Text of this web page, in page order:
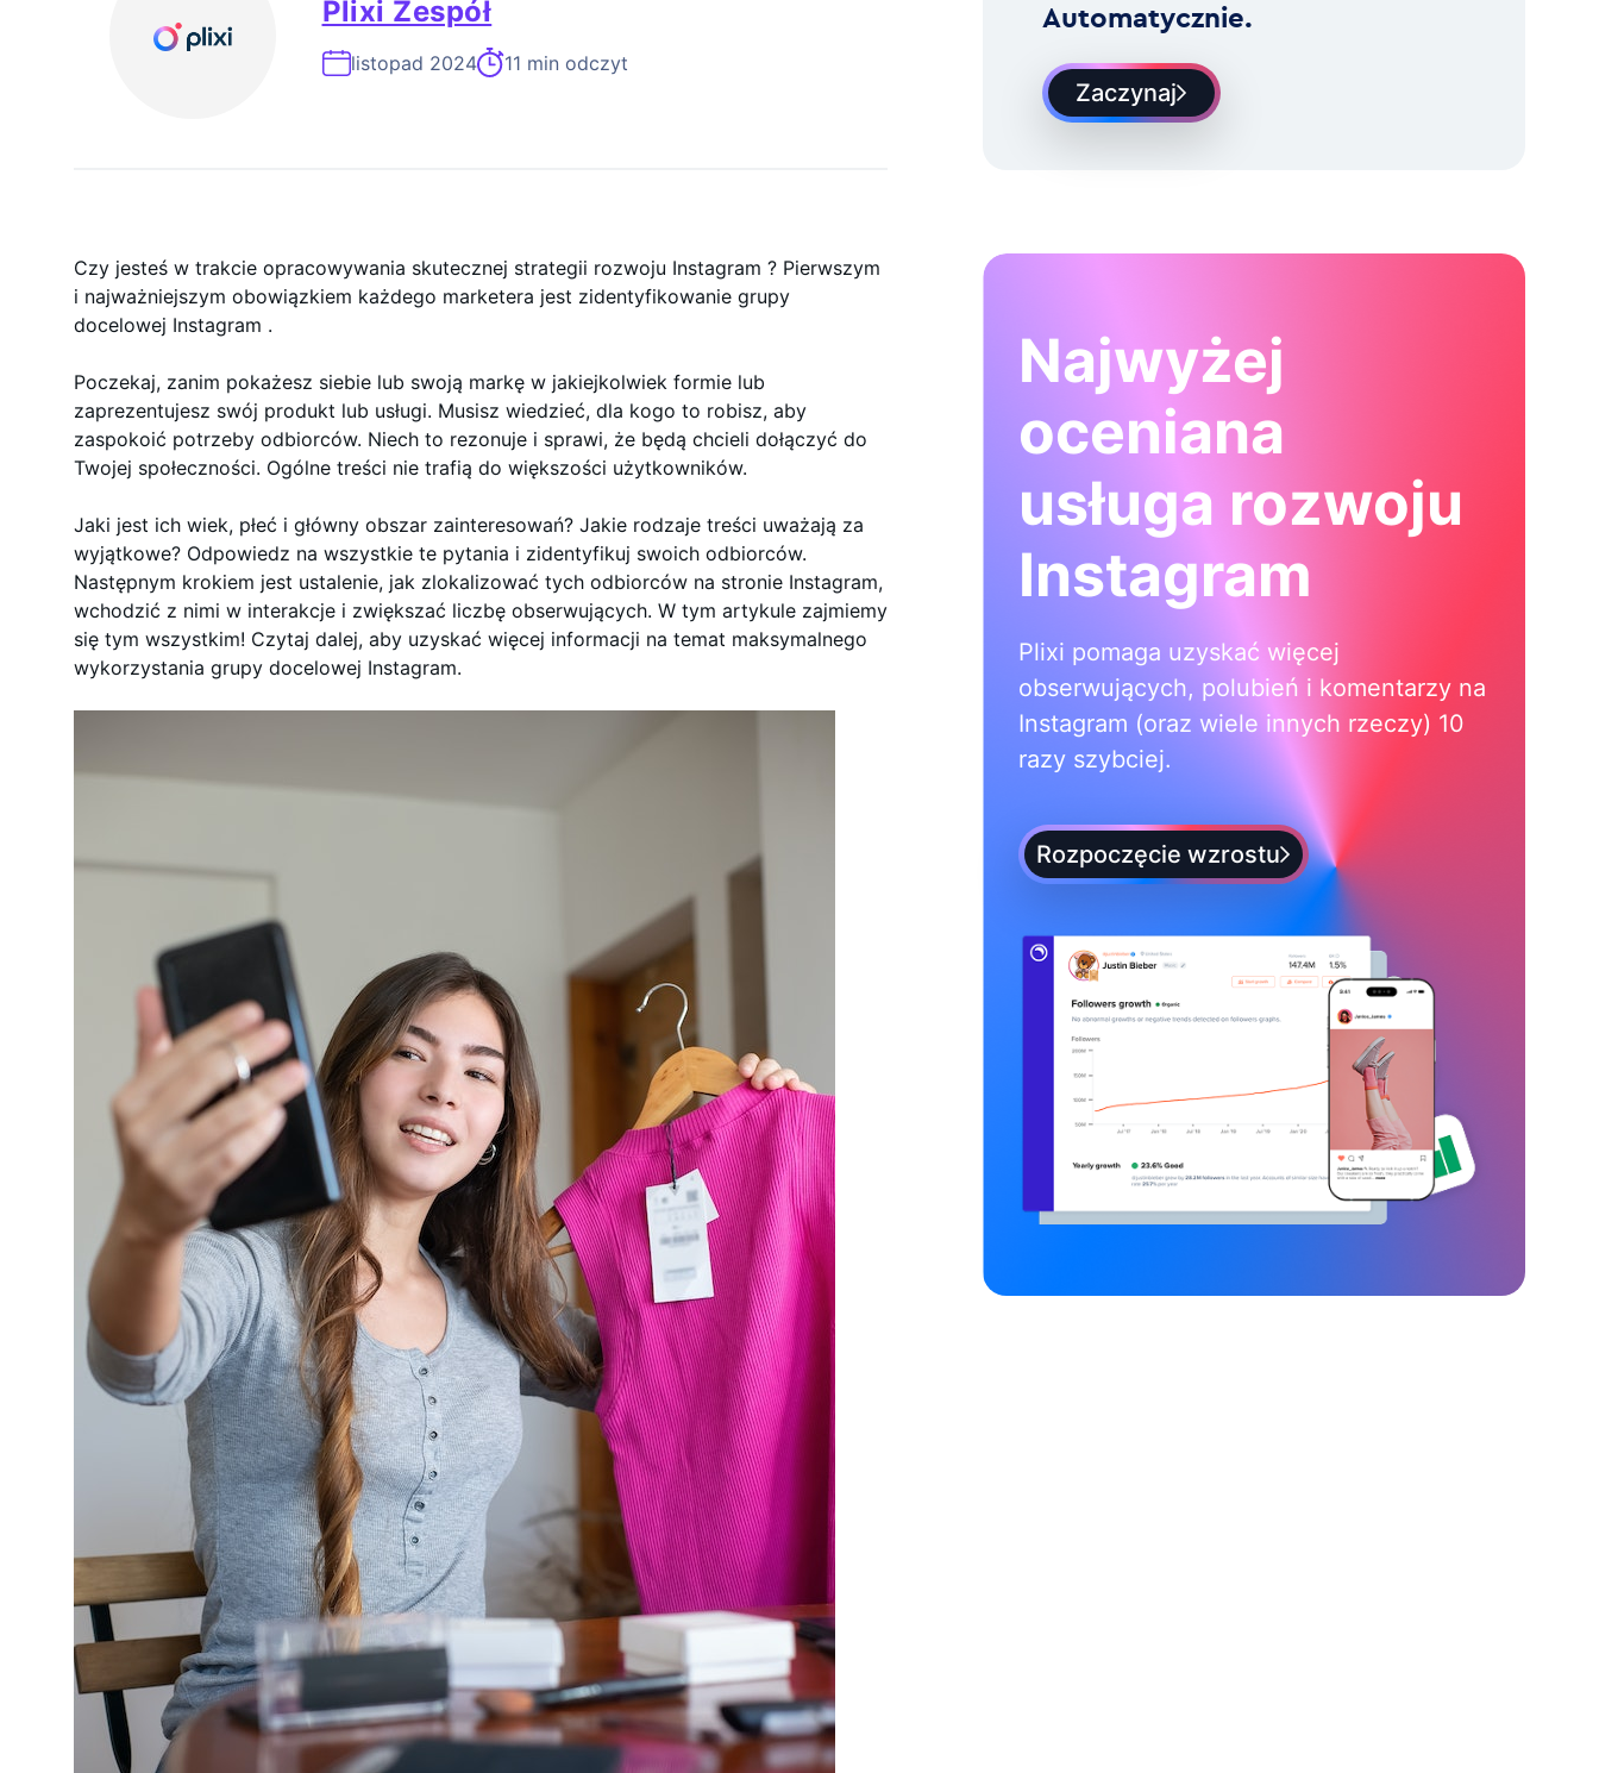
Ekspert Ds. Rozwoju Na Żądanie Instagram
Plixi Zespół
listopad 2024 11 min odczyt
Automatycznie.
Zaczynaj
Czy jesteś w trakcie opracowywania skutecznej strategii rozwoju Instagram ? Pierwszym
i najważniejszym obowiązkiem każdego marketera jest zidentyfikowanie grupy
docelowej Instagram .
Poczekaj, zanim pokażesz siebie lub swoją markę w jakiejkolwiek formie lub
zaprezentujesz swój produkt lub usługi. Musisz wiedzieć, dla kogo to robisz, aby
zaspokoić potrzeby odbiorców. Niech to rezonuje i sprawi, że będą chcieli dołączyć do
Twojej społeczności. Ogólne treści nie trafią do większości użytkowników.
Jaki jest ich wiek, płeć i główny obszar zainteresowań? Jakie rodzaje treści uważają za
wyjątkowe? Odpowiedz na wszystkie te pytania i zidentyfikuj swoich odbiorców.
Następnym krokiem jest ustalenie, jak zlokalizować tych odbiorców na stronie Instagram,
wchodzić z nimi w interakcje i zwiększać liczbę obserwujących. W tym artykule zajmiemy
się tym wszystkim! Czytaj dalej, aby uzyskać więcej informacji na temat maksymalnego
wykorzystania grupy docelowej Instagram.
Najwyżej
oceniana
usługa rozwoju
Instagram
Plixi pomaga uzyskać więcej
obserwujących, polubień i komentarzy na
Instagram (oraz wiele innych rzeczy) 10
razy szybciej.
Rozpoczęcie wzrostu